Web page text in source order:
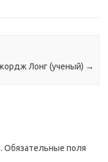
Лонг (ученый) →
Обязательные поля